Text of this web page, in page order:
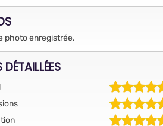
photo enregistrée.
DÉTAILLÉES